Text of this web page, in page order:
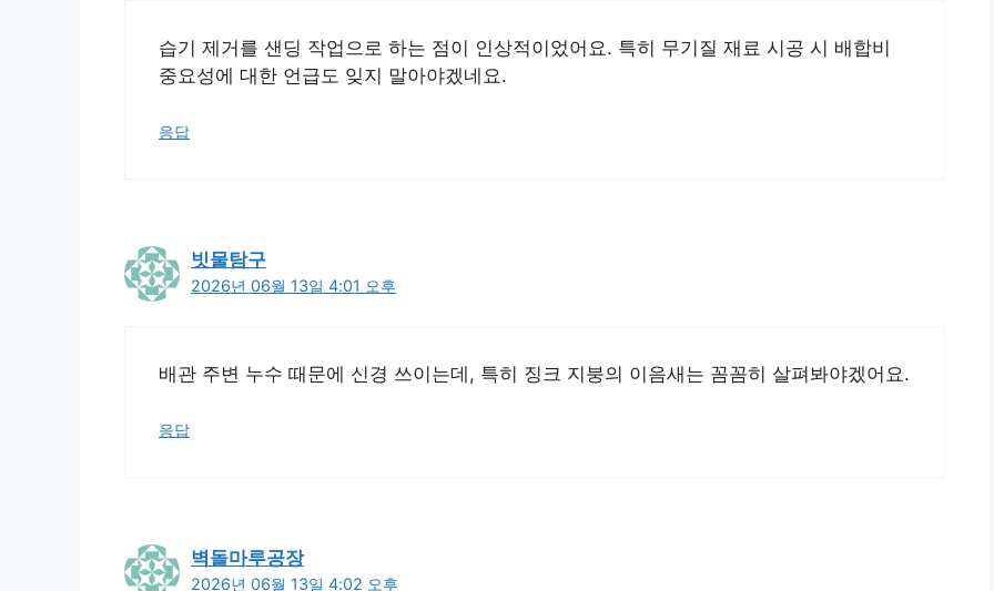
습기 제거를 샌딩 작업으로 하는 점이 인상적이었어요. 특히 무기질 재료 시공 시 배합비
중요성에 대한 언급도 잊지 말아야겠네요.
응답
빗물탐구
2026년 06월 13일 4:01 오후
배관 주변 누수 때문에 신경 쓰이는데, 특히 징크 지붕의 이음새는 꼼꼼히 살펴봐야겠어요.
응답
벽돌마루공장
2026년 06월 13일 4:02 오후